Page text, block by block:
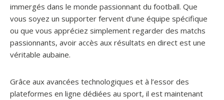
immergés dans le monde passionnant du football. Que
vous soyez un supporter fervent d’une équipe spécifique
ou que vous appréciez simplement regarder des matchs
passionnants, avoir accès aux résultats en direct est une
véritable aubaine.
Grâce aux avancées technologiques et à l’essor des
plateformes en ligne dédiées au sport, il est maintenant